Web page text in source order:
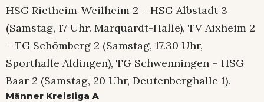
HSG Rietheim-Weilheim 2 – HSG Albstadt 3
(Samstag, 17 Uhr. Marquardt-Halle), TV Aixheim 2
– TG Schömberg 2 (Samstag, 17.30 Uhr,
Sporthalle Aldingen), TG Schwenningen – HSG
Baar 2 (Samstag, 20 Uhr, Deutenberghalle 1).
Männer Kreisliga A